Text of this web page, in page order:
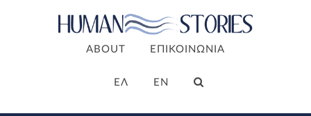
ABOUT ΕΠΙΚΟΙΝΩΝΙΑ
ΕΛ EN